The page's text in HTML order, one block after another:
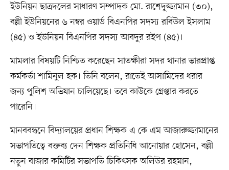
ইউনিয়ন ছাত্রদলের সাধারণ সম্পাদক মো. রাশেদুজ্জামান (৩০),
বল্লী ইউনিয়নের ৬ নম্বর ওয়ার্ড বিএনপির সদস্য রবিউল ইসলাম
(৪৫) ও ইউনিয়ন বিএনপির সদস্য আবদুর রইপ (৪৫)।
মামলার বিষয়টি নিশ্চিত করেছেন সাতক্ষীরা সদর থানার ভারপ্রাপ্ত
কর্মকর্তা শামিনুল হক। তিনি বলেন, রাতেই আসামিদের ধরার
জন্য পুলিশ অভিযান চালিয়েছে। তবে কাউকে গ্রেপ্তার করতে
পারেনি।
মানববন্ধনে বিদ্যালয়ের প্রধান শিক্ষক এ কে এম আজারুজ্জামানের
সভাপতিত্বে বক্তব্য দেন শিক্ষক প্রতিনিধি আনোয়ার হোসেন, বল্লী
নতুন বাজার কমিটির সভাপতি চিকিৎসক অলিউর রহমান,